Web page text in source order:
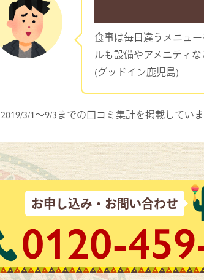
食事は毎日違うメニュ
ルも設備やアメニティ
(グッドイン鹿児島)
2019/3/1～9/3までの口コミ集計を掲載していま
お申し込み・お問い合わせ
0120-